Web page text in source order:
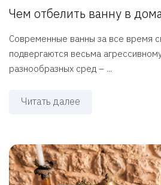
Чем отбелить ванну в
Современные ванны за все время
подвергаются весьма
разнообразных сред – ...
Читать далее